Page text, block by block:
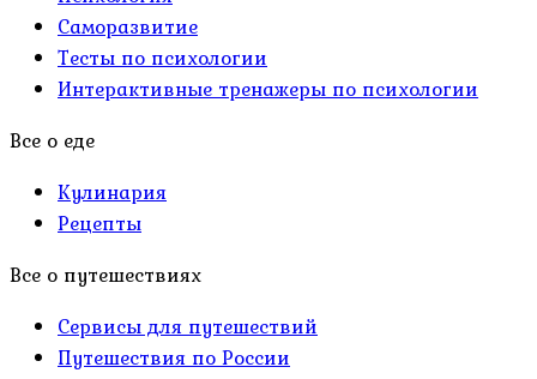
Саморазвитие
Тесты по психологии
Интерактивные тренажеры по психологии
Все о еде
Кулинария
Рецепты
Все о путешествиях
Сервисы для путешествий
Путешествия по России